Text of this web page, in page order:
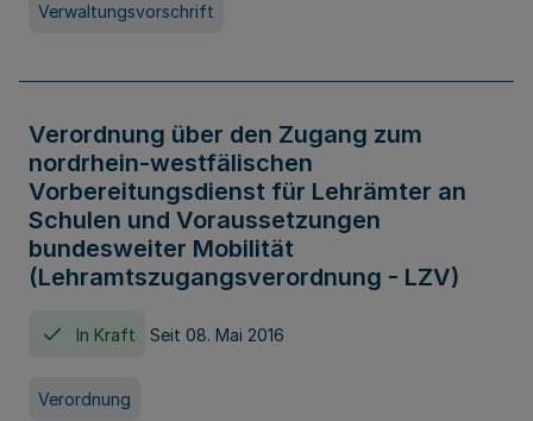
Verwaltungsvorschrift
Verordnung über den Zugang zum
nordrhein-westfälischen
Vorbereitungsdienst für Lehrämter an
Schulen und Voraussetzungen
bundesweiter Mobilität
(Lehramtszugangsverordnung - LZV)
In Kraft Seit 08. Mai 2016
Verordnung